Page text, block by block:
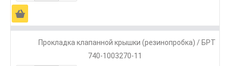
Ä
Прокладка клапанной крышки (резинопробка) / БРТ
740-1003270-11